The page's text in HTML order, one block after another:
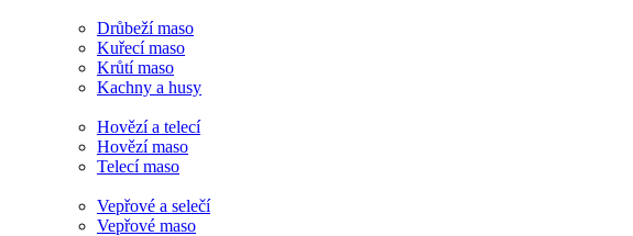
Drůbeží maso
Kuřecí maso
Krůtí maso
Kachny a husy
Hovězí a telecí
Hovězí maso
Telecí maso
Vepřové a selečí
Vepřové maso